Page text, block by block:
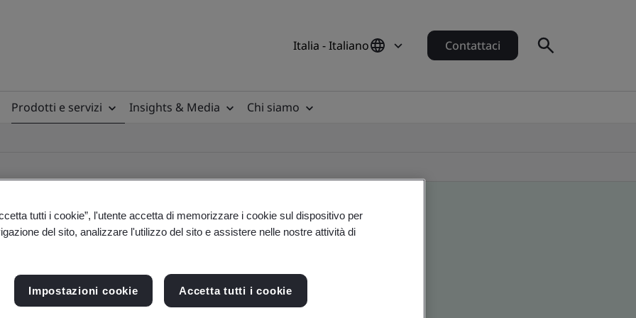
Italia - Italiano Contattaci
Prodotti e servizi Insights & Media
Chi siamo
- Validation and Verification
tutti i cookie”, l'utente accetta di memorizzare i cookie sul dispositivo per
del sito, analizzare l'utilizzo del sito e assistere nelle nostre attività di
Impostazioni cookie Accetta tutti i cookie